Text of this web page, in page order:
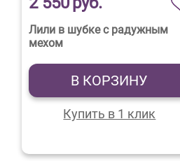
Лили в шубке с радужным
мехом
В КОРЗИНУ
Купить в 1 клик